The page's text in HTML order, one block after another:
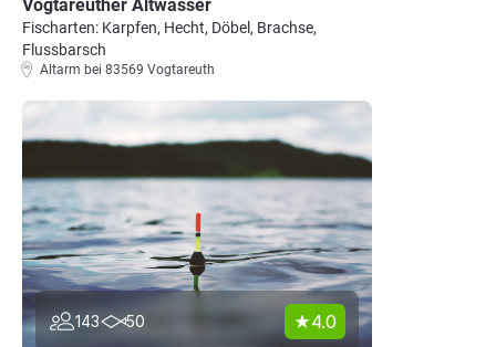
Vogtareuther Altwasser
Fischarten: Karpfen, Hecht, Döbel, Brachse,
Flussbarsch
Altarm bei 83569 Vogtareuth
143 50 4.0